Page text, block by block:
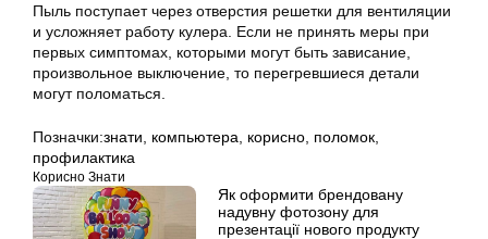
Пыль поступает через отверстия решетки для вентиляции
и усложняет работу кулера. Если не принять меры при
первых симптомах, которыми могут быть зависание,
произвольное выключение, то перегревшиеся детали
могут поломаться.
Позначки:знати компьютера корисно поломок
профилактика
Корисно Знати
Як оформити брендовану
надувну фотозону для
презентації нового продукту